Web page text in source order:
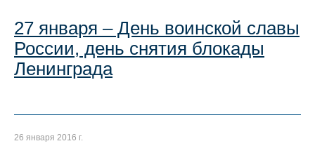
27 января – День воинской славы
России, день снятия блокады
Ленинграда
26 января 2016 г.